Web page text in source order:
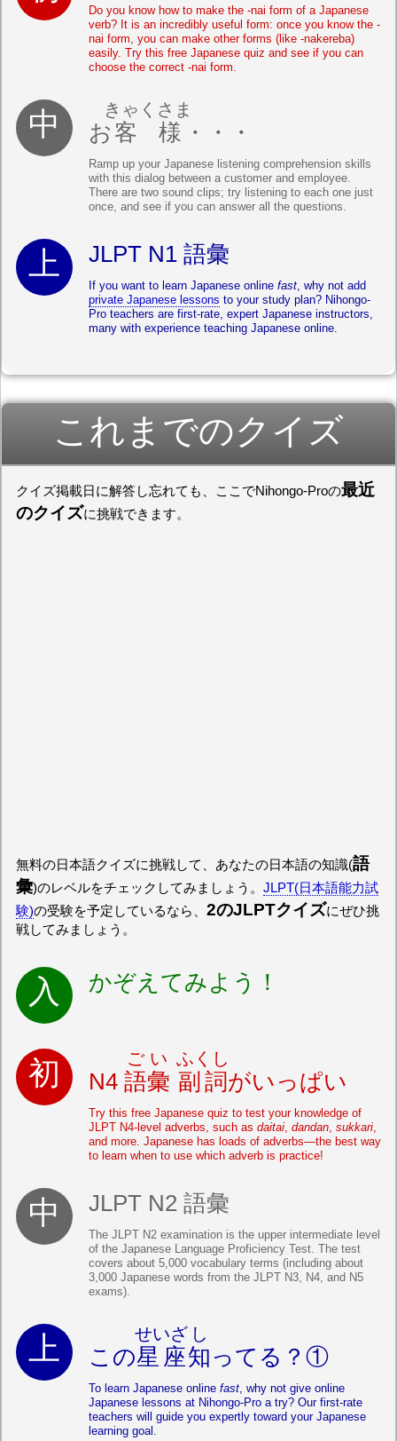
Do you know how to make the -nai form of a Japanese
verb? It is an incredibly useful form: once you know the -
nai form, you can make other forms (like -nakereba)
easily. Try this free Japanese quiz and see if you can
choose the correct -nai form.
お客様
きゃくさま
・・・
Ramp up your Japanese listening comprehension skills
with this dialog between a customer and employee.
There are two sound clips; try listening to each one just
once, and see if you can answer all the questions.
JLPT N1 語彙
If you want to learn Japanese online fast , why not add
private Japanese lessons to your study plan? Nihongo-
Pro teachers are first-rate, expert Japanese instructors,
many with experience teaching Japanese online.
これまでのクイズ
クイズ掲載日に解答し忘れても、ここでNihongo-Proの最近
のクイズに挑戦できます。
無料の日本語クイズに挑戦して、あなたの日本語の知識(語
彙)のレベルをチェックしてみましょう。 JLPT(日本語能力試
験)の受験を予定しているなら、 2のJLPTクイズにぜひ挑
戦してみましょう。
かぞえてみよう！
N4 語彙
ごい
副詞
ふくし
がいっぱい
Try this free Japanese quiz to test your knowledge of
JLPT N4-level adverbs, such as daitai, dandan, sukkari,
and more. Japanese has loads of adverbs—the best way
to learn when to use which adverb is practice!
JLPT N2 語彙
The JLPT N2 examination is the upper intermediate level
of the Japanese Language Proficiency Test. The test
covers about 5,000 vocabulary terms (including about
3,000 Japanese words from the JLPT N3, N4, and N5
exams).
この星座
せいざ
知
し
ってる？①
To learn Japanese online fast, why not give online
Japanese lessons at Nihongo-Pro a try? Our first-rate
teachers will guide you expertly toward your Japanese
learning goal.